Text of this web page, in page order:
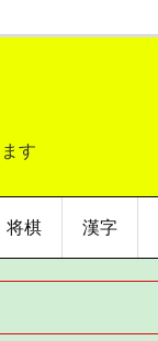
す
将棋 漢字